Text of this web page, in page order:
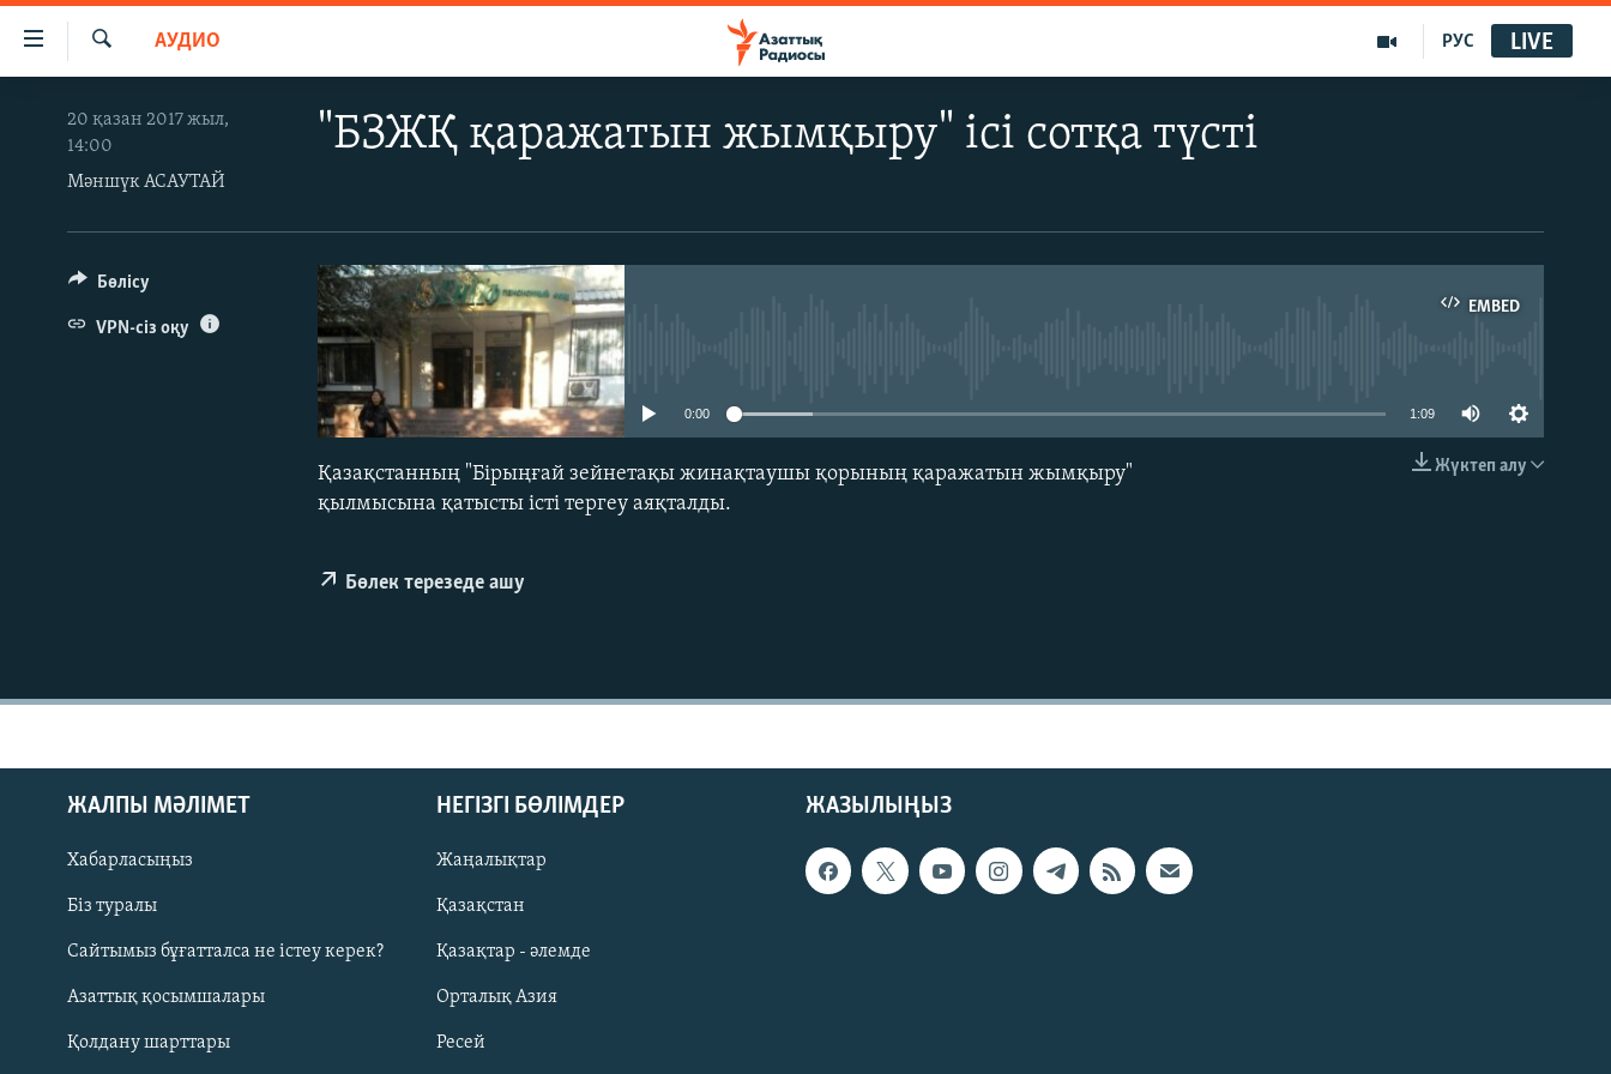
Accessibility
content
ЖАҢАЛЫҚТАР
САЯСАТ
AZATTYQTV
ҚАҢТАР ОҚИҒАСЫ
АДАМ ҚҰҚЫҚТАРЫ
ӘЛЕУМЕТ
Русский
АУДИО РУС LIVE
"БЗЖҚ қаражатын жымқыру" ісі сотқа түсті
20 қазан 2017 жыл,
14:00
Мәншүк АСАУТАЙ
EMBED
EMBED
0:00 1:09
Жүктеп алу
Қазақстанның "Бірыңғай зейнетақы жинақтаушы қорының қаражатын жымқыру"
қылмысына қатысты істі тергеу аяқталды.
Бөлек терезеде ашу
Бөлісу
VPN-сіз оқу
ЖАЗЫЛЫҢЫЗ
ЖАЛПЫ МӘЛІМЕТ
Хабарласыңыз
Біз туралы
Сайтымыз бұғатталса не істеу керек?
Азаттық қосымшалары
Қолдану шарттары
НЕГІЗГІ БӨЛІМДЕР
Жаңалықтар
Қазақстан
Қазақтар - әлемде
Орталық Азия
Ресей